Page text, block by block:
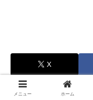
X
メニュー ホーム